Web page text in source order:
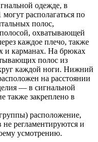
одежде, в
располагаться по
полос,
охватывающей
каждое плечо, также
и карманах. На брюках
полос из
каждой ноги. Нижний
на расстоянии
— в сигнальной
также закреплено в
расположение,
не регламентируются и
усмотрению.